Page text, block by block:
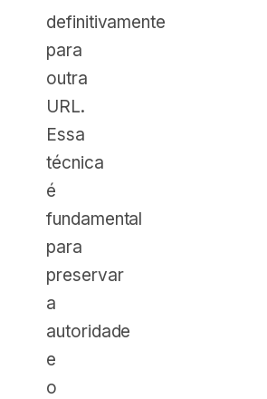
definitivamente
para
outra
URL.
Essa
técnica
é
fundamental
para
preservar
a
autoridade
e
o